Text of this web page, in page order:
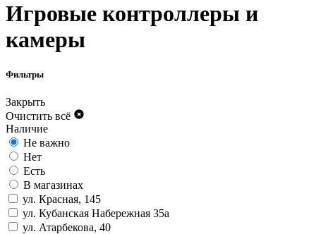
Игровые контроллеры и
камеры
Фильтры
Закрыть
Очистить всё
Наличие
Не важно
Нет
Есть
В магазинах
ул. Красная, 145
ул. Кубанская Набережная 35а
ул. Атарбекова, 40